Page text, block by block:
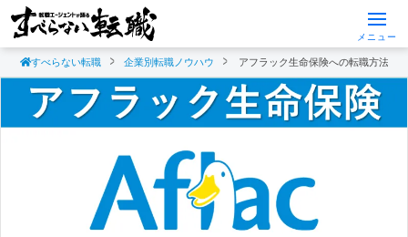
メニュー
すべらない転職 企業別転職ノウハウ アフラック生命保険への転職方法！